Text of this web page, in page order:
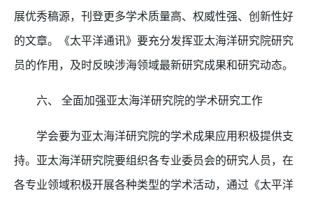
展优秀稿源，刊登更多学术质量高、权威性强、创新性好
的文章。《太平洋通讯》要充分发挥亚太海洋研究院研究
员的作用，及时反映涉海领域最新研究成果和研究动态。
六、 全面加强亚太海洋研究院的学术研究工作
学会要为亚太海洋研究院的学术成果应用积极提供支
持。亚太海洋研究院要组织各专业委员会的研究人员，在
各专业领域积极开展各种类型的学术活动，通过《太平洋